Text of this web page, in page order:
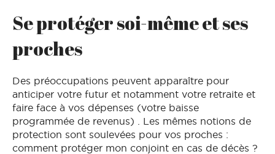
Se protéger soi-même et ses
proches
Des préoccupations peuvent apparaître pour
anticiper votre futur et notamment votre retraite et
faire face à vos dépenses (votre baisse
programmée de revenus) . Les mêmes notions de
protection sont soulevées pour vos proches :
comment protéger mon conjoint en cas de décès ?